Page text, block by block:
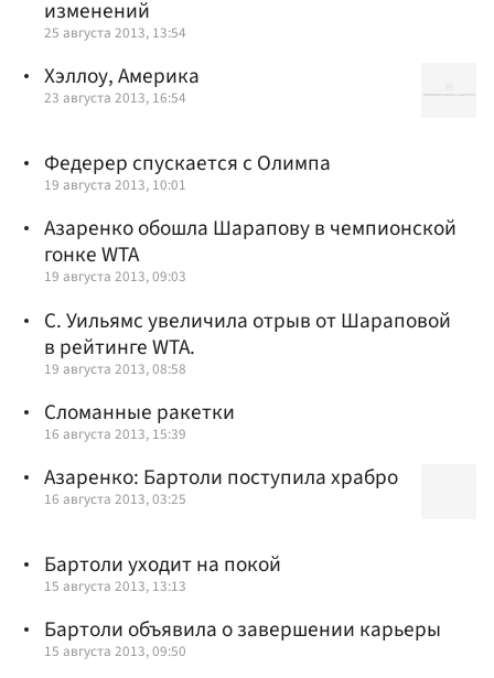
изменений
25 августа 2013, 13:54
Хэллоу, Америка
23 августа 2013, 16:54
Федерер спускается с Олимпа
19 августа 2013, 10:01
Азаренко обошла Шарапову в чемпионской
гонке WTA
19 августа 2013, 09:03
С. Уильямс увеличила отрыв от Шараповой
в рейтинге WTA.
19 августа 2013, 08:58
Сломанные ракетки
16 августа 2013, 15:39
Азаренко: Бартоли поступила храбро
16 августа 2013, 03:25
Бартоли уходит на покой
15 августа 2013, 13:13
Бартоли объявила о завершении карьеры
15 августа 2013, 09:50